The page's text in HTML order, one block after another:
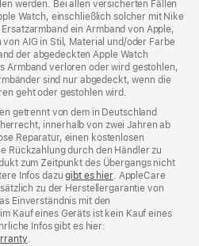
werden. Bei allen versicherten Fällen
Watch, einschließlich solcher mit Nike
ein Armband von Apple,
AIG in Stil, Material und/oder Farbe
der abgedeckten Apple Watch
Armband verloren oder wird gestohlen,
sind nur abgedeckt, wenn die
geht oder gestohlen wird.
getrennt von dem in Deutschland
inner­halb von zwei Jahren ab
Reparatur, einen kosten­losen
Rück­zahlung durch den Händler zu
zum Zeit­punkt des Übergangs nicht
Infos dazugibt es hier(Öffnet
ein
Fenster)
. AppleCare
zu der Hersteller­garantie von
Einverständnis mit den
Kauf eines Geräts ist kein Kauf eines
Infos gibt es hier:
(Öffnet
.